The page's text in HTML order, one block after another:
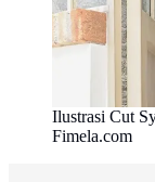
Ilustrasi Cut
Fimela.com